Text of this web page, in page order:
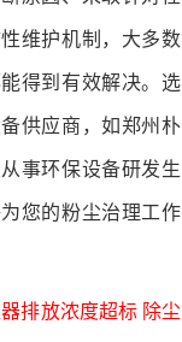
维护机制，大多数
得到有效解决。选
供应商，如郑州朴
事环保设备研发生
您的粉尘治理工作
排放浓度超标 除尘